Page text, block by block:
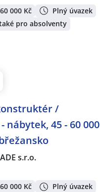
000 Kč
Plný úvazek
pro absolventy
/
nábytek, 45 - 60 000
s.r.o.
000 Kč
Plný úvazek